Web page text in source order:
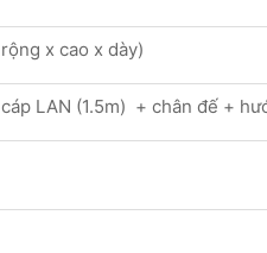
x cao x dày)
LAN (1.5m) + chân đế +